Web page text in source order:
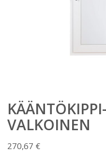
VALKOINEN
270,67 €